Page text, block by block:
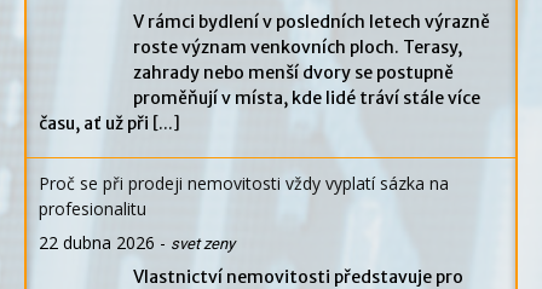
V rámci bydlení v posledních letech výrazně
roste význam venkovních ploch. Terasy,
zahrady nebo menší dvory se postupně
proměňují v místa, kde lidé tráví stále více
času, ať už při [...]
Proč se při prodeji nemovitosti vždy vyplatí sázka na
profesionalitu
22 dubna 2026 - svet zeny
Vlastnictví nemovitosti představuje pro